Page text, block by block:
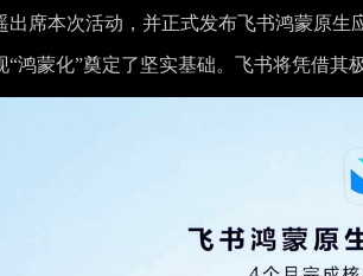
出席本次活动，并正式发布飞书鸿蒙原生
“鸿蒙化”奠定了坚实基础。飞书将凭借其